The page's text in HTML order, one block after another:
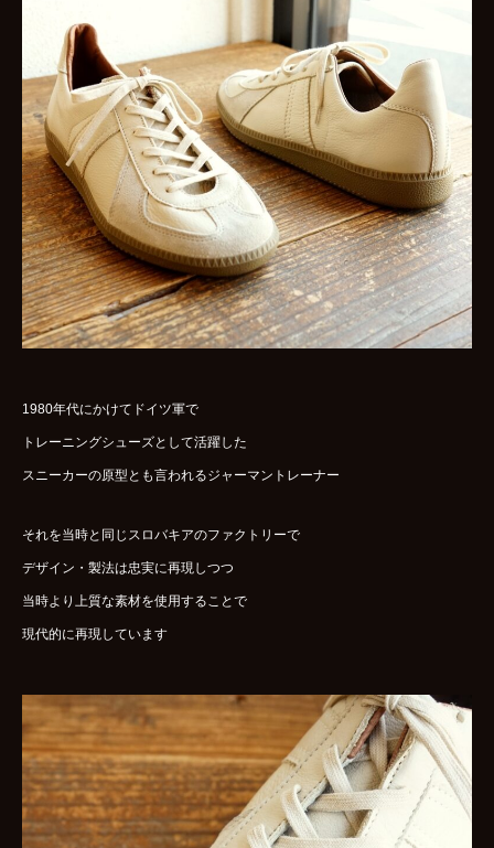
1980年代にかけてドイツ軍で
トレーニングシューズとして活躍した
スニーカーの原型とも言われるジャーマントレーナー
それを当時と同じスロバキアのファクトリーで
デザイン・製法は忠実に再現しつつ
当時より上質な素材を使用することで
現代的に再現しています